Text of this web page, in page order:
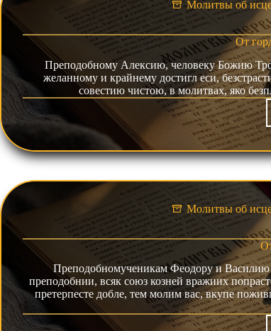
Молитвы об
От
Преподобному Алексию, человеку Божию
желанному и крайнему достигл еси,
совестию чистою, в молитвах, яко
Молитвы об
Преподобномученикам Феодору и Василию
преподобнии, всяк союз козней вражиих
претерпесте добле, тем молим вас, вкупе